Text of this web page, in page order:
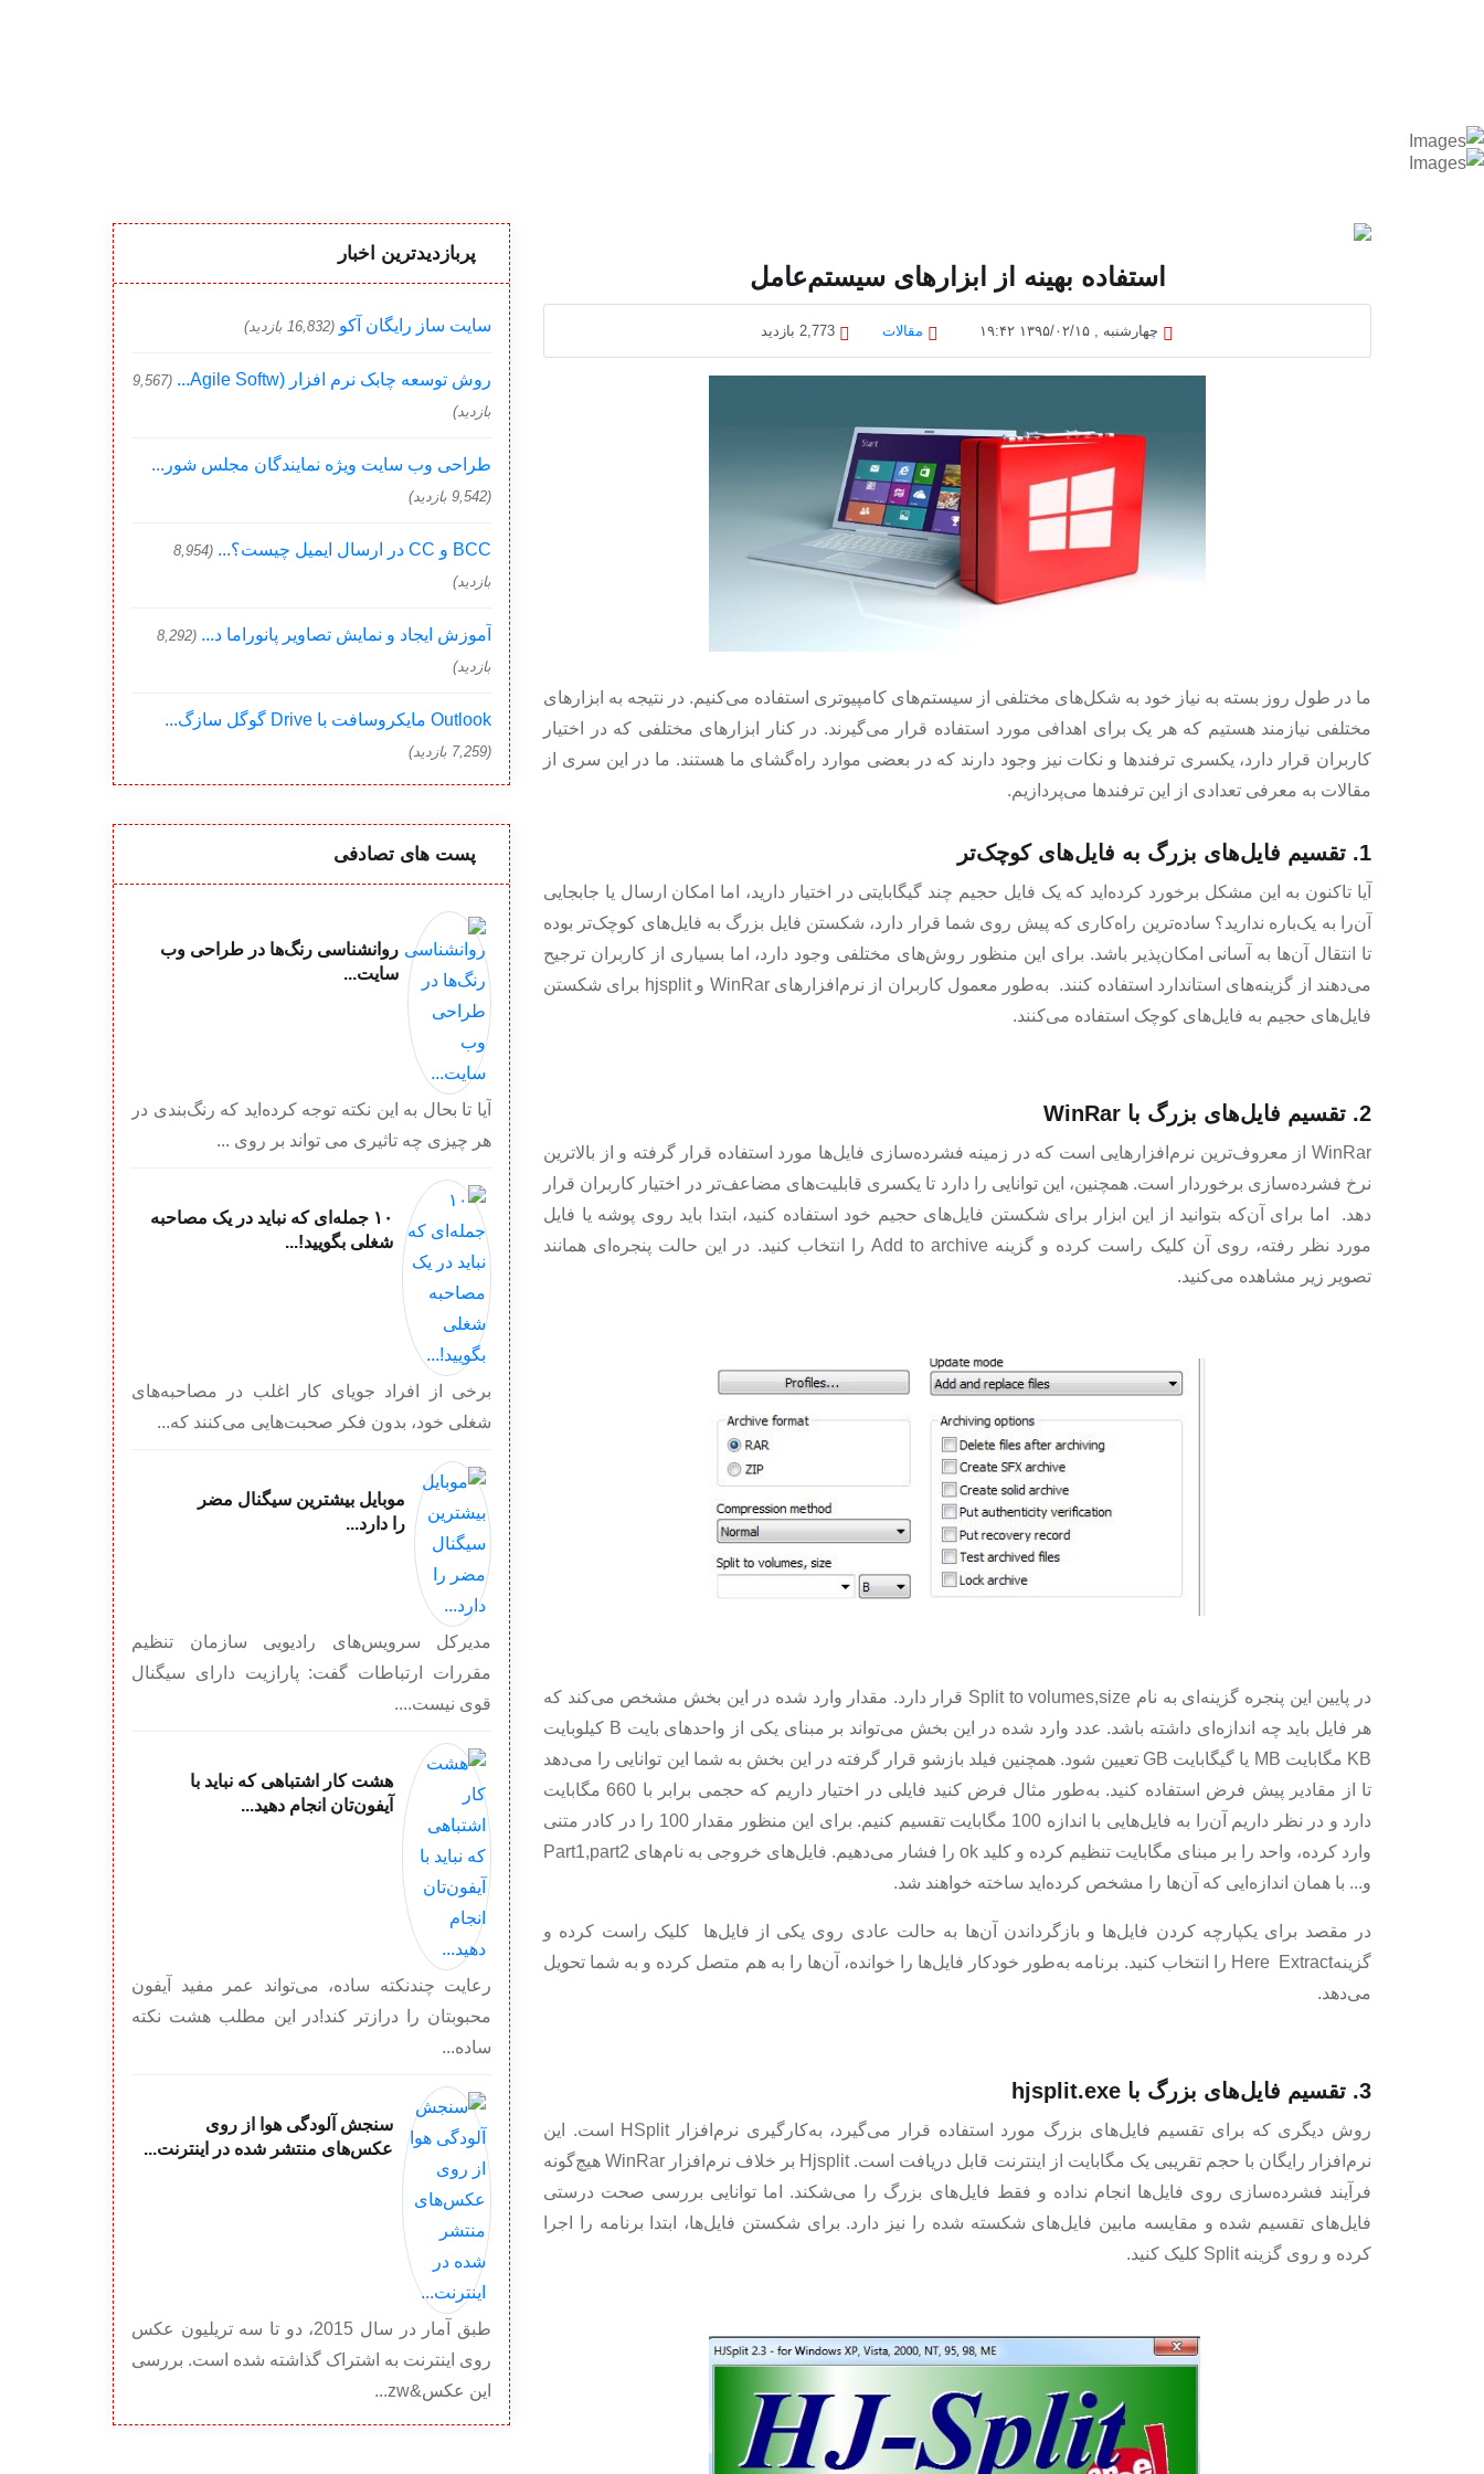
استفاده بهینه از ابزارهای سیستم‌عامل
چهارشنبه , ۱۳۹۵/۰۲/۱۵ ۱۹:۴۲ مقالات 2,773 بازدید
ما در طول روز بسته به نیاز خود به شکل‌های مختلفی از سیستم‌های کامپیوتری استفاده می‌کنیم. در نتیجه به ابزارهای
مختلفی نیازمند هستیم که هر یک برای اهدافی مورد استفاده قرار می‌گیرند. در کنار ابزارهای مختلفی که در اختیار
کاربران قرار دارد، یکسری ترفندها و نکات نیز وجود دارند که در بعضی موارد راه‌گشای ما هستند. ما در این سری از
مقالات به معرفی تعدادی از این ترفندها می‌پردازیم.
1. تقسیم فایل‌های بزرگ به فایل‌های کوچک‌تر
آیا تاکنون به این مشکل برخورد کرده‌اید که یک فایل حجیم چند گیگابایتی در اختیار دارید، اما امکان ارسال یا جابجایی
آن‌را به یک‌باره ندارید؟ ساده‌ترین راه‌کاری که پیش روی شما قرار دارد، شکستن فایل بزرگ به فایل‌های کوچک‌تر بوده
تا انتقال آن‌ها به آسانی امکان‌پذیر باشد. برای این منظور روش‌های مختلفی وجود دارد، اما بسیاری از کاربران ترجیح
می‌دهند از گزینه‌های استاندارد استفاده کنند. به‌طور معمول کاربران از نرم‌افزارهای WinRar و hjsplit برای شکستن
فایل‌های حجیم به فایل‌های کوچک استفاده می‌کنند.
2. تقسیم فایل‌های بزرگ با WinRar
WinRar از معروف‌ترین نرم‌افزارهایی است که در زمینه فشرده‌سازی فایل‌ها مورد استفاده قرار گرفته و از بالاترین
نرخ فشرده‌سازی برخوردار است. همچنین، این توانایی را دارد تا یکسری قابلیت‌های مضاعف‌تر در اختیار کاربران قرار
دهد. اما برای آن‌که بتوانید از این ابزار برای شکستن فایل‌های حجیم خود استفاده کنید، ابتدا باید روی پوشه یا فایل
مورد نظر رفته، روی آن کلیک راست کرده و گزینه Add to archive را انتخاب کنید. در این حالت پنجره‌ای همانند
تصویر زیر مشاهده می‌کنید.
در پایین این پنجره گزینه‌ای به نام Split to volumes,size قرار دارد. مقدار وارد شده در این بخش مشخص می‌کند که
هر فایل باید چه اندازه‌ای داشته باشد. عدد وارد شده در این بخش می‌تواند بر مبنای یکی از واحدهای بایت B کیلوبایت
KB مگابایت MB یا گیگابایت GB تعیین شود. همچنین فیلد بازشو قرار گرفته در این بخش به شما این ‌توانایی را می‌دهد
تا از مقادیر پیش فرض استفاده کنید. به‌طور مثال فرض کنید فایلی در اختیار داریم که حجمی برابر با 660 مگابایت
دارد و در نظر داریم آن‌‌را به فایل‌هایی با اندازه 100 مگابایت تقسیم کنیم. برای این منظور مقدار 100 را در کادر متنی
وارد کرده، واحد را بر مبنای مگابایت تنظیم کرده و کلید ok را فشار می‌دهیم. فایل‌های خروجی به نام‌های Part1,part2
و... با همان اندازه‌ایی که آن‌ها را مشخص کرده‌اید ساخته خواهند شد.
در مقصد برای یکپارچه کردن فایل‌ها و بازگرداندن آن‌ها به حالت عادی روی یکی از فایل‌ها کلیک راست کرده و
گزینهHere Extract را انتخاب کنید. برنامه به‌طور خودکار فایل‌ها را خوانده، آن‌ها را به هم متصل کرده و به شما تحویل
می‌دهد.
3. تقسیم فایل‌های بزرگ با hjsplit.exe
روش دیگری که برای تقسیم فایل‌های بزرگ مورد استفاده قرار می‌گیرد، به‌کارگیری نرم‌افزار HSplit است. این
نرم‌افزار رایگان با حجم تقریبی یک مگابایت از اینترنت قابل دریافت است. Hjsplit بر خلاف نرم‌افزار WinRar هیچ‌گونه
فرآیند فشرده‌سازی روی فایل‌ها انجام نداده و فقط فایل‌های بزرگ را می‌شکند. اما توانایی بررسی صحت درستی
فایل‌های تقسیم شده و مقایسه مابین فایل‌های شکسته شده را نیز دارد. برای شکستن فایل‌ها، ابتدا برنامه را اجرا
کرده و روی گزینه Split کلیک کنید.
پربازدیدترین اخبار
سایت ساز رایگان آکو (16,832 بازدید)
روش توسعه چابک نرم افزار (Agile Softw...
(9,567
بازدید)
طراحی وب سایت ویژه نمایندگان مجلس شور...
(9,542 بازدید)
BCC و CC در ارسال ایمیل چیست؟...
(8,954
بازدید)
آموزش ایجاد و نمایش تصاویر پانوراما د... (8,292
بازدید)
Outlook مایکروسافت با Drive گوگل سازگ...
(7,259 بازدید)
پست های تصادفی
روانشناسی رنگ‌ها در طراحی وب
سایت...
آیا تا بحال به این نكته توجه كرده‌اید كه رنگ‌بندی در
هر چیزی چه تاثیری می تواند بر روی ...
۱۰ جمله‌ای که نباید در یک مصاحبه
شغلی بگویید!...
برخی از افراد جویای کار اغلب در مصاحبه‌های
شغلی خود، بدون فکر صحبت‌هایی می‌کنند که...
موبایل بیشترین سیگنال مضر
را دارد...
مدیرکل سرویس‌های رادیویی سازمان تنظیم
مقررات ارتباطات گفت: پارازیت دارای سیگنال
قوی نیست....
هشت کار اشتباهی که نباید با
آیفون‌تان انجام دهید...
رعایت چندنکته ساده، می‌تواند عمر مفید آیفون
محبوبتان را درازتر کند!در این مطلب هشت نکته
ساده...
سنجش آلودگی هوا از روی
عکس‌های منتشر شده در اینترنت...
طبق آمار در سال 2015، دو تا سه تریلیون عکس
روی اینترنت به اشتراک گذاشته شده است. بررسی
این عکس&zw...